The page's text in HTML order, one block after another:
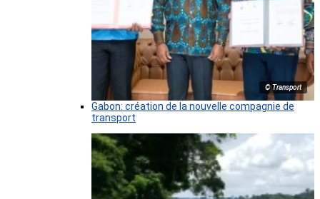
© Transport
Gabon: création de la nouvelle compagnie de
transport